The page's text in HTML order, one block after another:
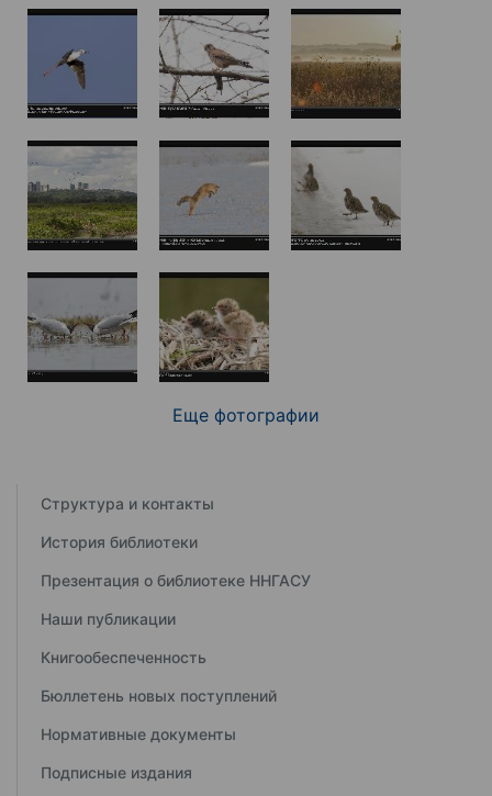
Еще фотографии
Структура и контакты
История библиотеки
Презентация о библиотеке ННГАСУ
Наши публикации
Книгообеспеченность
Бюллетень новых поступлений
Нормативные документы
Подписные издания